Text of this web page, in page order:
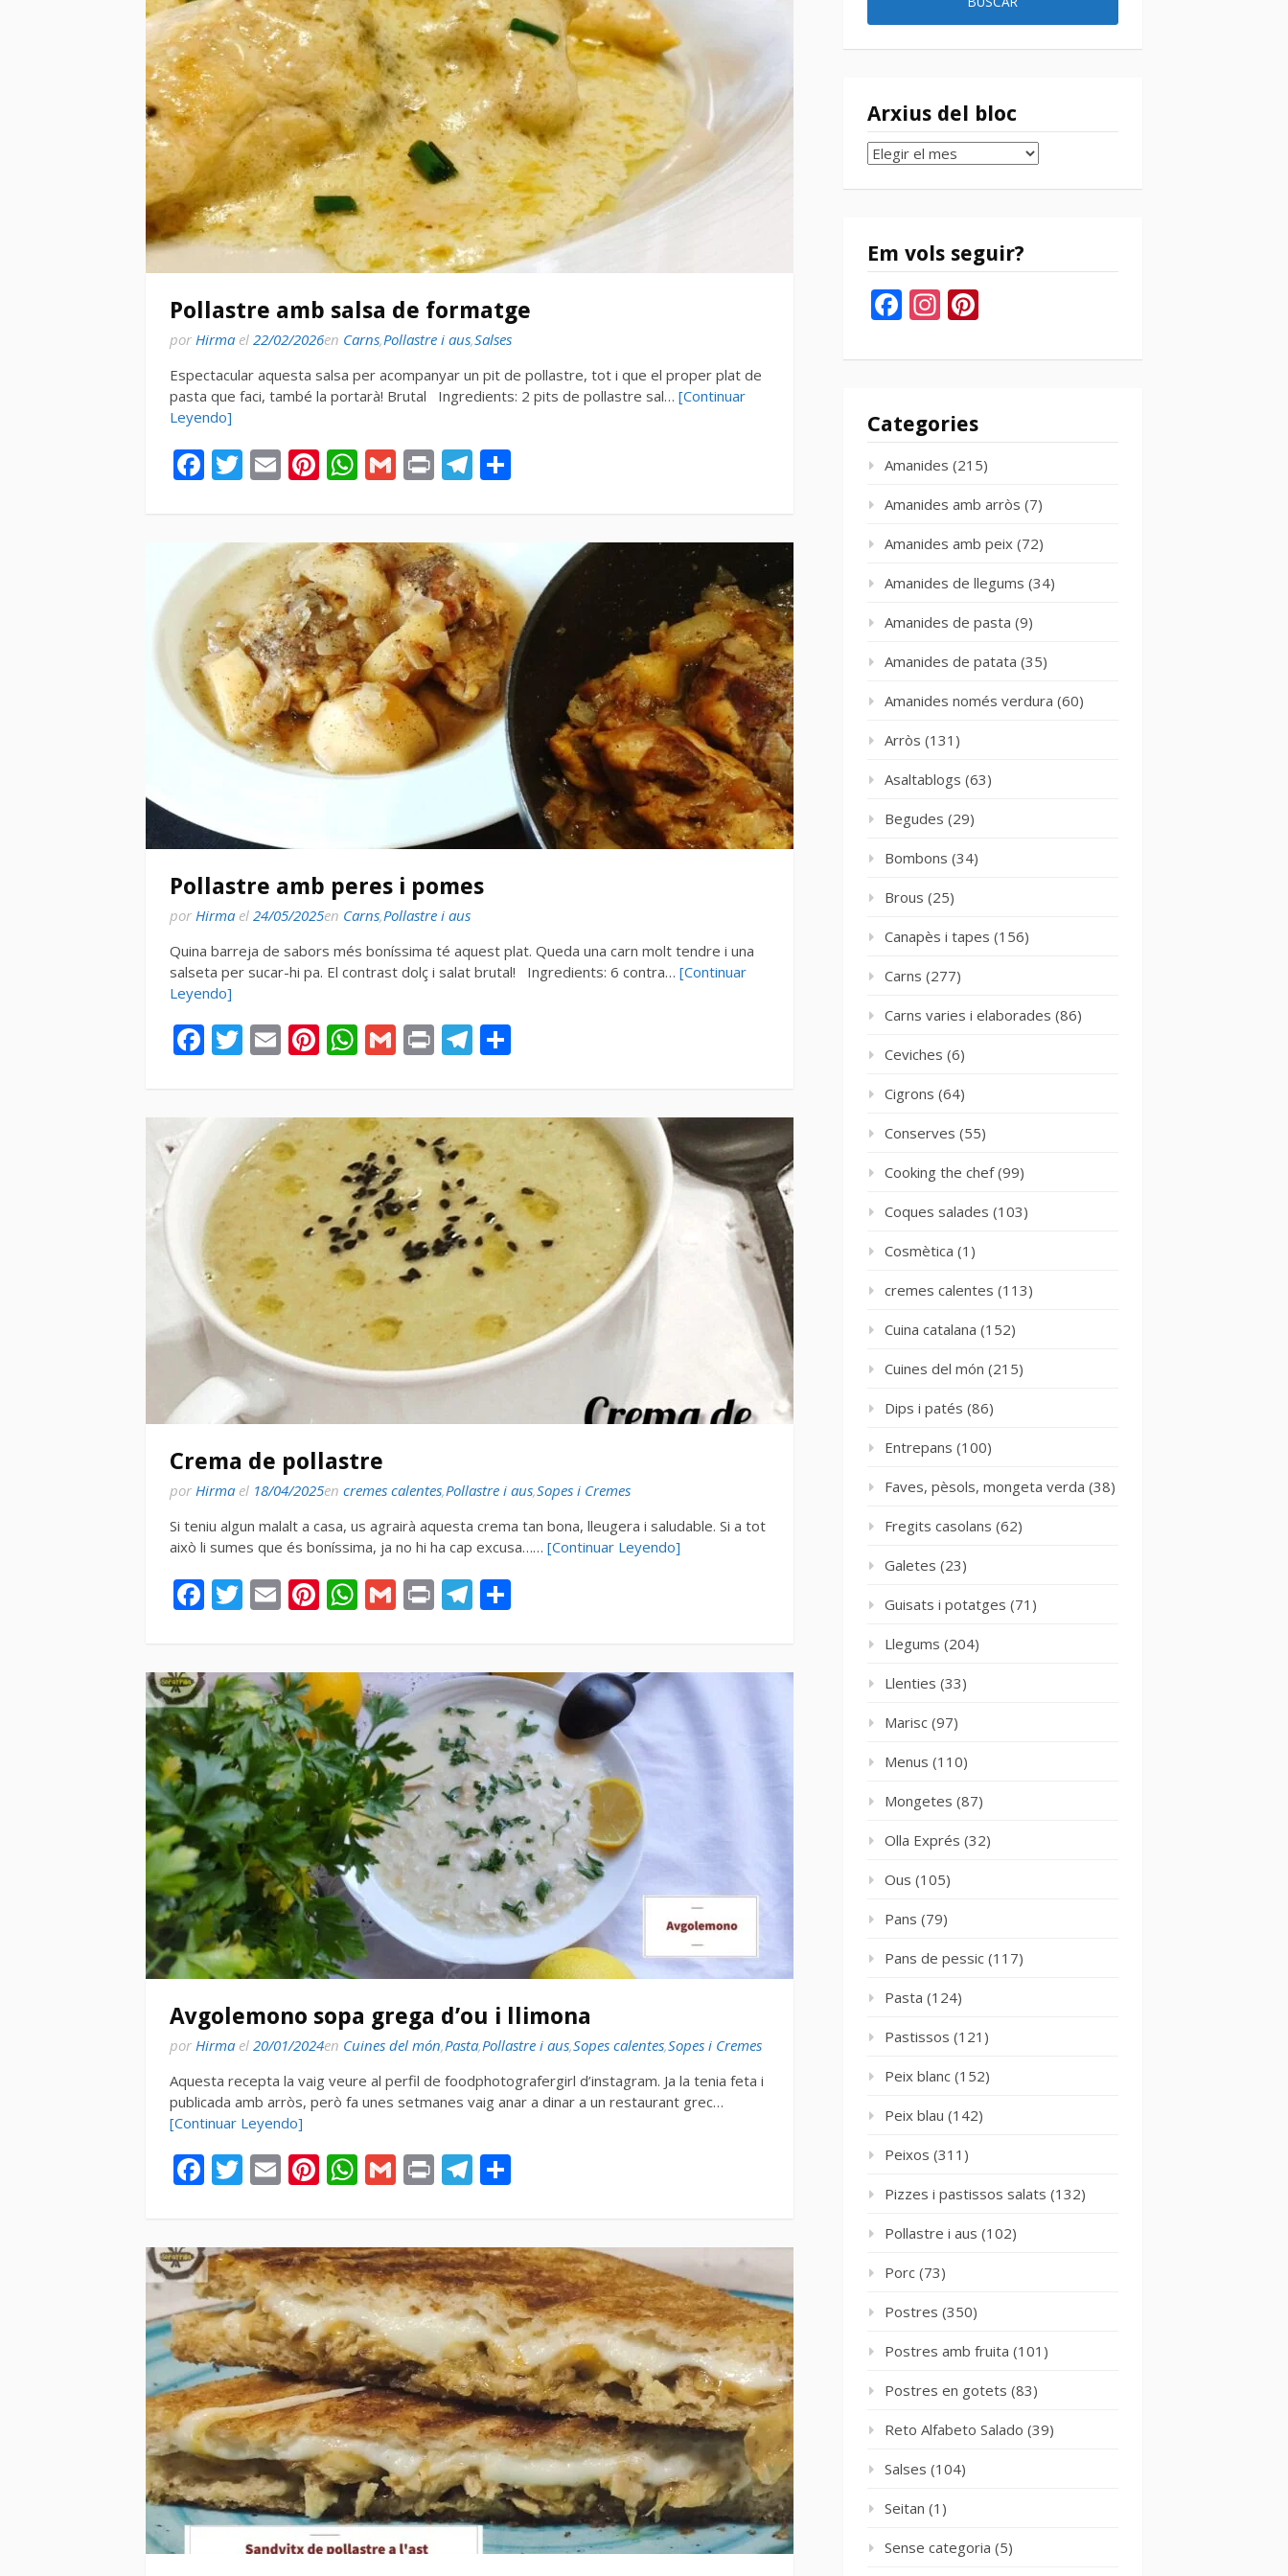
Pollastre amb salsa de formatge
por Hirma el 22/02/2026en Carns,Pollastre i aus,Salses
Espectacular aquesta salsa per acompanyar un pit de pollastre, tot i que el proper plat de
pasta que faci, també la portarà! Brutal Ingredients: 2 pits de pollastre sal… [Continuar
Leyendo]
Facebook
Twitter
EmailPinterest
WhatsApp
GmailPrintTelegram
Pollastre amb peres i pomes
por Hirma el 24/05/2025en Carns,Pollastre i aus
Quina barreja de sabors més boníssima té aquest plat. Queda una carn molt tendre i una
salseta per sucar-hi pa. El contrast dolç i salat brutal! Ingredients: 6 contra… [Continuar
Leyendo]
Facebook
Twitter
EmailPinterest
WhatsApp
GmailPrintTelegram
Crema de pollastre
por Hirma el 18/04/2025en cremes calentes,Pollastre i aus,Sopes i Cremes
Si teniu algun malalt a casa, us agrairà aquesta crema tan bona, lleugera i saludable. Si a tot
això li sumes que és boníssima, ja no hi ha cap excusa…… [Continuar Leyendo]
Facebook
Twitter
EmailPinterest
WhatsApp
GmailPrintTelegram
Avgolemono sopa grega d’ou i llimona
por Hirma el 20/01/2024en Cuines del món,Pasta,Pollastre i aus,Sopes calentes,Sopes i Cremes
Aquesta recepta la vaig veure al perfil de foodphotografergirl d’instagram. Ja la tenia feta i
publicada amb arròs, però fa unes setmanes vaig anar a dinar a un restaurant grec…
[Continuar Leyendo]
Facebook
Twitter
EmailPinterest
WhatsApp
GmailPrintTelegram
Arxius del bloc
Arxius
bloc
Em vols seguir?
Facebook
Instagram
Categories
Amanides (215)
Amanides amb arròs (7)
Amanides amb peix (72)
Amanides de llegums (34)
Amanides de pasta (9)
Amanides de patata (35)
Amanides només verdura (60)
Arròs (131)
Asaltablogs (63)
Begudes (29)
Bombons (34)
Brous (25)
Canapès i tapes (156)
Carns (277)
Carns varies i elaborades (86)
Ceviches (6)
Cigrons (64)
Conserves (55)
Cooking the chef(99)
Coques salades (103)
Cosmètica (1)
cremes calentes (113)
Cuina catalana (152)
Cuines del món (215)
Dips i patés (86)
Entrepans (100)
Faves, pèsols, mongeta verda (38)
Fregits casolans (62)
Galetes (23)
Guisats i potatges (71)
Llegums (204)
Llenties (33)
Marisc (97)
Menus (110)
Mongetes (87)
Olla Exprés (32)
Ous (105)
Pans (79)
Pans de pessic (117)
Pasta (124)
Pastissos (121)
Peix blanc (152)
Peix blau (142)
Peixos (311)
Pizzes i pastissos salats (132)
Pollastre i aus (102)
Porc (73)
Postres (350)
Postres amb fruita (101)
Postres en gotets (83)
Reto Alfabeto Salado (39)
Salses (104)
Seitan (1)
Sense categoria (5)